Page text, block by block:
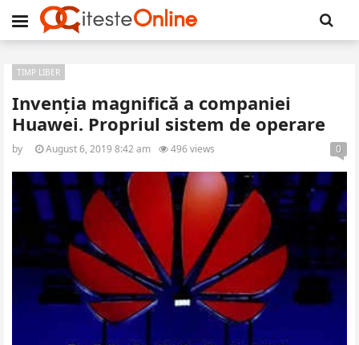
Invenția magnifică a companiei
Huawei. Propriul sistem de operare
TIMP LIBER
by August 6, 2019 8:42 am 496 views 0